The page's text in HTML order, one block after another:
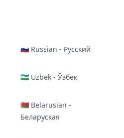
🇷🇺 Russian - Русский
🇺🇿 Uzbek - Ўзбек
🇧🇾 Belarusian -
Беларуская